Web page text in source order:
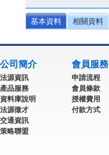
基本資料 相關資料
公司簡介
法源資訊
產品服務
資料庫說明
法源徵才
交通資訊
策略聯盟
會員服務
申請流程
會員條款
授權費用
付款方式